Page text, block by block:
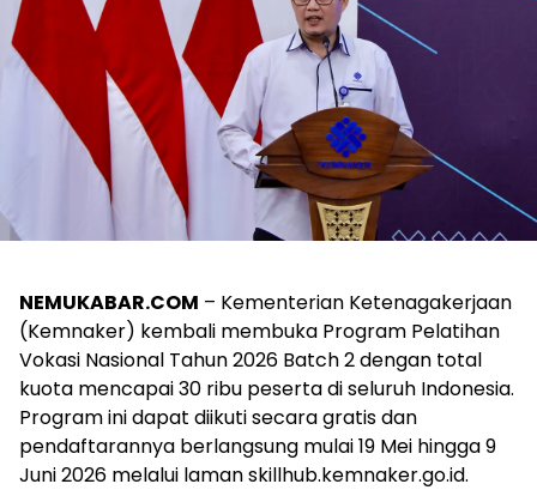
NEMUKABAR.COM – Kementerian Ketenagakerjaan
(Kemnaker) kembali membuka Program Pelatihan
Vokasi Nasional Tahun 2026 Batch 2 dengan total
kuota mencapai 30 ribu peserta di seluruh Indonesia.
Program ini dapat diikuti secara gratis dan
pendaftarannya berlangsung mulai 19 Mei hingga 9
Juni 2026 melalui laman skillhub.kemnaker.go.id.